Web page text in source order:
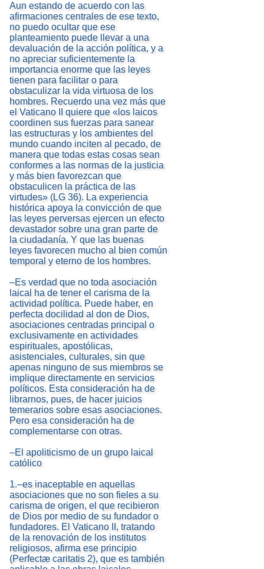
Aun estando de acuerdo con las
afirmaciones centrales de ese texto,
no puedo ocultar que ese
planteamiento puede llevar a una
devaluación de la acción política, y a
no apreciar suficientemente la
importancia enorme que las leyes
tienen para facilitar o para
obstaculizar la vida virtuosa de los
hombres. Recuerdo una vez más que
el Vaticano II quiere que «los laicos
coordinen sus fuerzas para sanear
las estructuras y los ambientes del
mundo cuando inciten al pecado, de
manera que todas estas cosas sean
conformes a las normas de la justicia
y más bien favorezcan que
obstaculicen la práctica de las
virtudes» (LG 36). La experiencia
histórica apoya la convicción de que
las leyes perversas ejercen un efecto
devastador sobre una gran parte de
la ciudadanía. Y que las buenas
leyes favorecen mucho al bien común
temporal y eterno de los hombres.
–Es verdad que no toda asociación
laical ha de tener el carisma de la
actividad política. Puede haber, en
perfecta docilidad al don de Dios,
asociaciones centradas principal o
exclusivamente en actividades
espirituales, apostólicas,
asistenciales, culturales, sin que
apenas ninguno de sus miembros se
implique directamente en servicios
políticos. Esta consideración ha de
librarnos, pues, de hacer juicios
temerarios sobre esas asociaciones.
Pero esa consideración ha de
complementarse con otras.
–El apoliticismo de un grupo laical
católico
1.–es inaceptable en aquellas
asociaciones que no son fieles a su
carisma de origen, el que recibieron
de Dios por medio de su fundador o
fundadores. El Vaticano II, tratando
de la renovación de los institutos
religiosos, afirma ese principio
(Perfectæ caritatis 2), que es también